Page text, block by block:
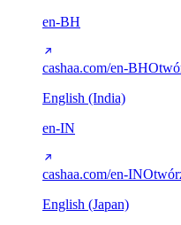
en-BH
cashaa.com/en-BH
English (India)
en-IN
cashaa.com/en-IN
English (Japan)